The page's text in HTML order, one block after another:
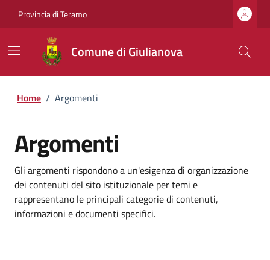
Provincia di Teramo
Comune di Giulianova
Home / Argomenti
Argomenti
Gli argomenti rispondono a un'esigenza di organizzazione
dei contenuti del sito istituzionale per temi e
rappresentano le principali categorie di contenuti,
informazioni e documenti specifici.